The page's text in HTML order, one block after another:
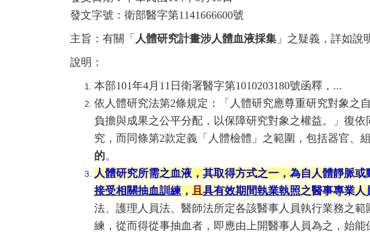
發文字號：衛部醫字第1141666600號
主旨：有關「 人體研究計畫涉人體血液採集 」之疑義，詳如說
說明：
本部101年4月11日衛署醫字第1010203180號函釋，...
依人體研究法第2條規定：「人體研究應尊重研究對象之
負擔與成果之公平分配，以保障研究對象之權益。」復
究，而同條第2款定義「人體檢體」之範圍，包括器官、
的。
人體研究所需之血液，其取得方式之一，為自人體靜脈
接受相關抽血訓練， 且具有效期間執業執照之醫事專業人
法、護理人員法、醫師法所定各該醫事人員執行業務之範
練，從而得從事抽血者，即應由上開醫事人員為之，始能